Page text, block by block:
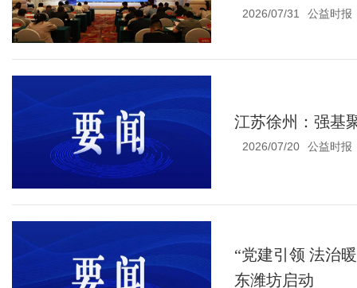
2026/07/31 公益时报
江苏徐州：强基
2026/07/20 公益时报
“党建引领 法治
东潍坊启动